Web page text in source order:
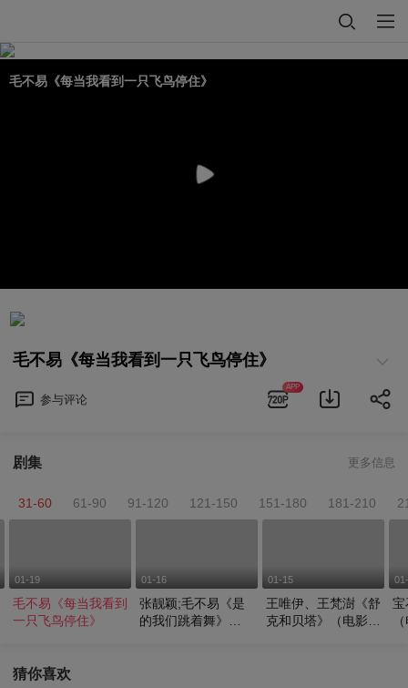
毛不易《每当我看到一只飞鸟停住》
毛不易《每当我看到一只飞鸟停住》
参与评论
APP
剧集 更多信息
31-60 61-90 91-120 121-150 151-180 181-210
01-19
毛不易《每当我看到
一只飞鸟停住》
01-16
张靓颖;毛不易《是
的我们跳着舞》
01-15
王唯伊、王梵澍《舒
克和贝塔》（电影
宝
猜你喜欢